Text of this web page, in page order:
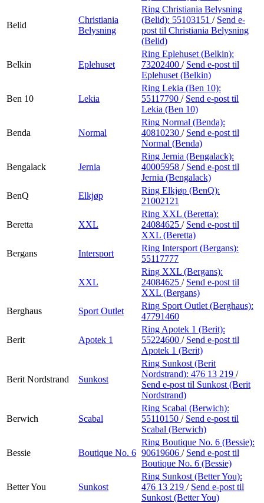
Belid
Christiania
Belysning
Ring Christiania Belysning
(Belid): 55103151 / Send e-
post til Christiania Belysning
(Belid)
Belkin Eplehuset
Ring Eplehuset (Belkin):
73202400 / Send e-post til
Eplehuset (Belkin)
Ben 10 Lekia
Ring Lekia (Ben 10):
55117790 / Send e-post til
Lekia (Ben 10)
Benda Normal
Ring Normal (Benda):
40810230 / Send e-post til
Normal (Benda)
Bengalack Jernia
Ring Jernia (Bengalack):
40005958 / Send e-post til
Jernia (Bengalack)
BenQ
Elkjøp
Ring Elkjøp (BenQ):
21002121
Beretta XXL
Ring XXL (Beretta):
24084625 / Send e-post til
XXL (Beretta)
Bergans
Intersport
Ring Intersport (Bergans):
55117777
XXL
Ring XXL (Bergans):
24084625 / Send e-post til
XXL (Bergans)
Berghaus
Sport Outlet
Ring Sport Outlet (Berghaus):
47791460
Berit Apotek 1
Ring Apotek 1 (Berit):
55224600 / Send e-post til
Apotek 1 (Berit)
Berit Nordstrand Sunkost
Ring Sunkost (Berit
Nordstrand): 476 13 219 /
Send e-post til Sunkost (Berit
Nordstrand)
Berwich Scabal
Ring Scabal (Berwich):
55110150 / Send e-post til
Scabal (Berwich)
Bessie Boutique No. 6
Ring Boutique No. 6 (Bessie):
90619606 / Send e-post til
Boutique No. 6 (Bessie)
Better You Sunkost
Ring Sunkost (Better You):
476 13 219 / Send e-post til
Sunkost (Better You)